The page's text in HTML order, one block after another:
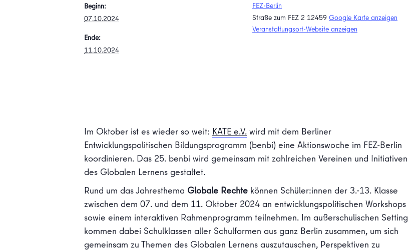
Beginn:
07.10.2024
Ende:
11.10.2024
FEZ-Berlin
Straße zum FEZ 2 12459 Google Karte anzeigen
Veranstaltungsort-Website anzeigen
Im Oktober ist es wieder so weit: KATE e.V. wird mit dem Berliner
Entwicklungspolitischen Bildungsprogramm (benbi) eine Aktionswoche im FEZ-Berlin
koordinieren. Das 25. benbi wird gemeinsam mit zahlreichen Vereinen und Initiativen
des Globalen Lernens gestaltet.
Rund um das Jahresthema Globale Rechte können Schüler:innen der 3.-13. Klasse
zwischen dem 07. und dem 11. Oktober 2024 an entwicklungspolitischen Workshops
sowie einem interaktiven Rahmenprogramm teilnehmen. Im außerschulischen Setting
kommen dabei Schulklassen aller Schulformen aus ganz Berlin zusammen, um sich
gemeinsam zu Themen des Globalen Lernens auszutauschen, Perspektiven zu